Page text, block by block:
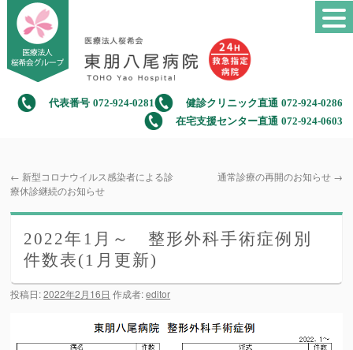
代表番号 072-924-0281 健診クリニック直通 072-924-0286
在宅支援センター直通 072-924-0603
← 新型コロナウイルス感染者による診
療休診継続のお知らせ
通常診療の再開のお知らせ →
2022年1月～ 整形外科手術症例別
件数表(1月更新)
投稿日:2022年2月16日 作成者:editor